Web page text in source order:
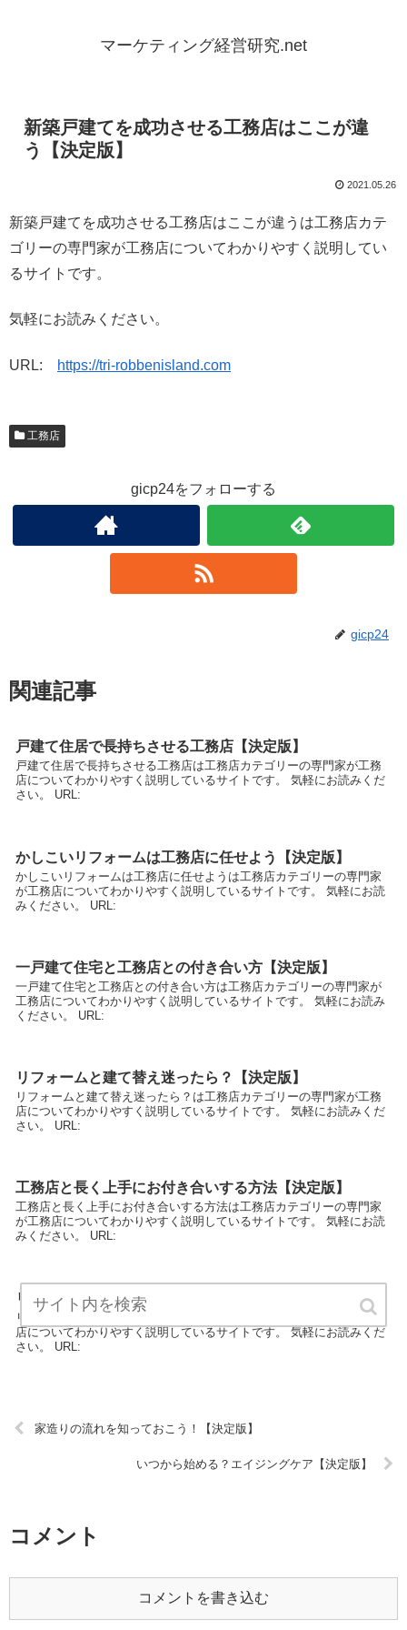
マーケティング経営研究.net
新築戸建てを成功させる工務店はここが違
う【決定版】
2021.05.26
新築戸建てを成功させる工務店はここが違うは工務店カテ
ゴリーの専門家が工務店についてわかりやすく説明してい
るサイトです。
気軽にお読みください。
URL: https://tri-robbenisland.com
工務店
gicp24をフォローする
gicp24
関連記事
戸建て住居で長持ちさせる工務店【決定版】
戸建て住居で長持ちさせる工務店は工務店カテゴリーの専門家が工務
店についてわかりやすく説明しているサイトです。 気軽にお読みくだ
さい。 URL:
かしこいリフォームは工務店に任せよう【決定版】
かしこいリフォームは工務店に任せようは工務店カテゴリーの専門家
が工務店についてわかりやすく説明しているサイトです。 気軽にお読
みください。 URL:
一戸建て住宅と工務店との付き合い方【決定版】
一戸建て住宅と工務店との付き合い方は工務店カテゴリーの専門家が
工務店についてわかりやすく説明しているサイトです。 気軽にお読み
ください。 URL:
リフォームと建て替え迷ったら？【決定版】
リフォームと建て替え迷ったら？は工務店カテゴリーの専門家が工務
店についてわかりやすく説明しているサイトです。 気軽にお読みくだ
さい。 URL:
工務店と長く上手にお付き合いする方法【決定版】
工務店と長く上手にお付き合いする方法は工務店カテゴリーの専門家
が工務店についてわかりやすく説明しているサイトです。 気軽にお読
みください。 URL:
リフォームで地震に強い家にする【決定版】
リフォームで地震に強い家にするは工務店カテゴリーの専門家が工務
店についてわかりやすく説明しているサイトです。 気軽にお読みくだ
さい。 URL:
家造りの流れを知っておこう！【決定版】
いつから始める？エイジングケア【決定版】
コメント
コメントを書き込む